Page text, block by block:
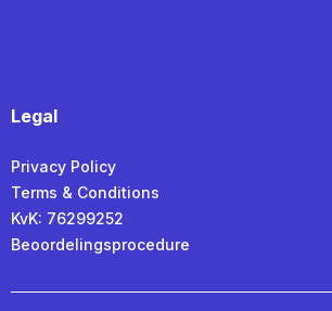
Legal
Privacy Policy
Terms & Conditions
KvK: 76299252
Beoordelingsprocedure